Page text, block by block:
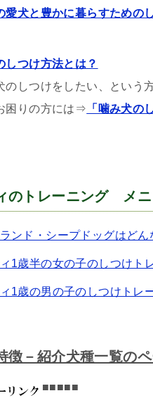
愛犬と豊かに暮らすため
つけ方法とは？
のしつけをしたい、という
困りの方には⇒ 「噛み犬の
のトレーニング メニ
ンド・シープドッグはどん
1歳半の女の子のしつけト
1歳の男の子のしつけトレ
徴－紹介犬種一覧の
■■■■■